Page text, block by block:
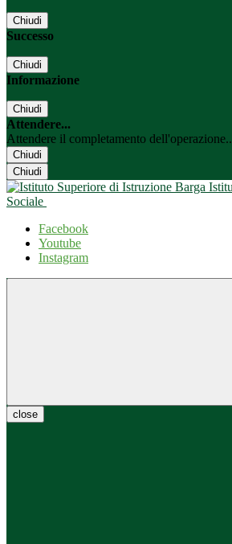
Chiudi
Successo
Chiudi
Informazione
Chiudi
Attendere...
Attendere il completamento
Chiudi
Chiudi
Sociale
Facebook
Youtube
Instagram
close